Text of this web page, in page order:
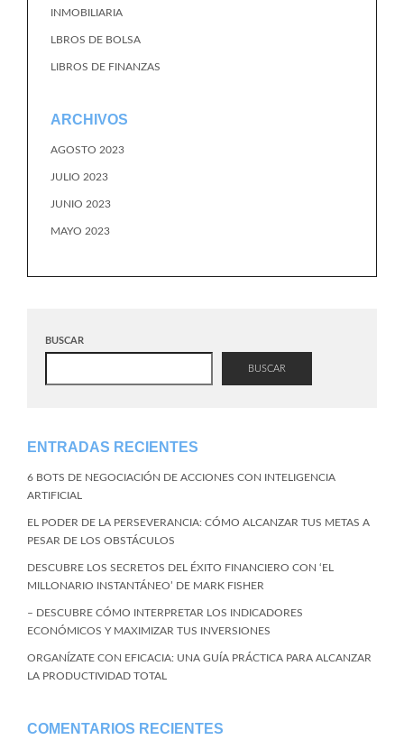
INMOBILIARIA
LBROS DE BOLSA
LIBROS DE FINANZAS
ARCHIVOS
AGOSTO 2023
JULIO 2023
JUNIO 2023
MAYO 2023
BUSCAR
BUSCAR
ENTRADAS RECIENTES
6 BOTS DE NEGOCIACIÓN DE ACCIONES CON INTELIGENCIA
ARTIFICIAL
EL PODER DE LA PERSEVERANCIA: CÓMO ALCANZAR TUS METAS A
PESAR DE LOS OBSTÁCULOS
DESCUBRE LOS SECRETOS DEL ÉXITO FINANCIERO CON ‘EL
MILLONARIO INSTANTÁNEO’ DE MARK FISHER
– DESCUBRE CÓMO INTERPRETAR LOS INDICADORES
ECONÓMICOS Y MAXIMIZAR TUS INVERSIONES
ORGANÍZATE CON EFICACIA: UNA GUÍA PRÁCTICA PARA ALCANZAR
LA PRODUCTIVIDAD TOTAL
COMENTARIOS RECIENTES